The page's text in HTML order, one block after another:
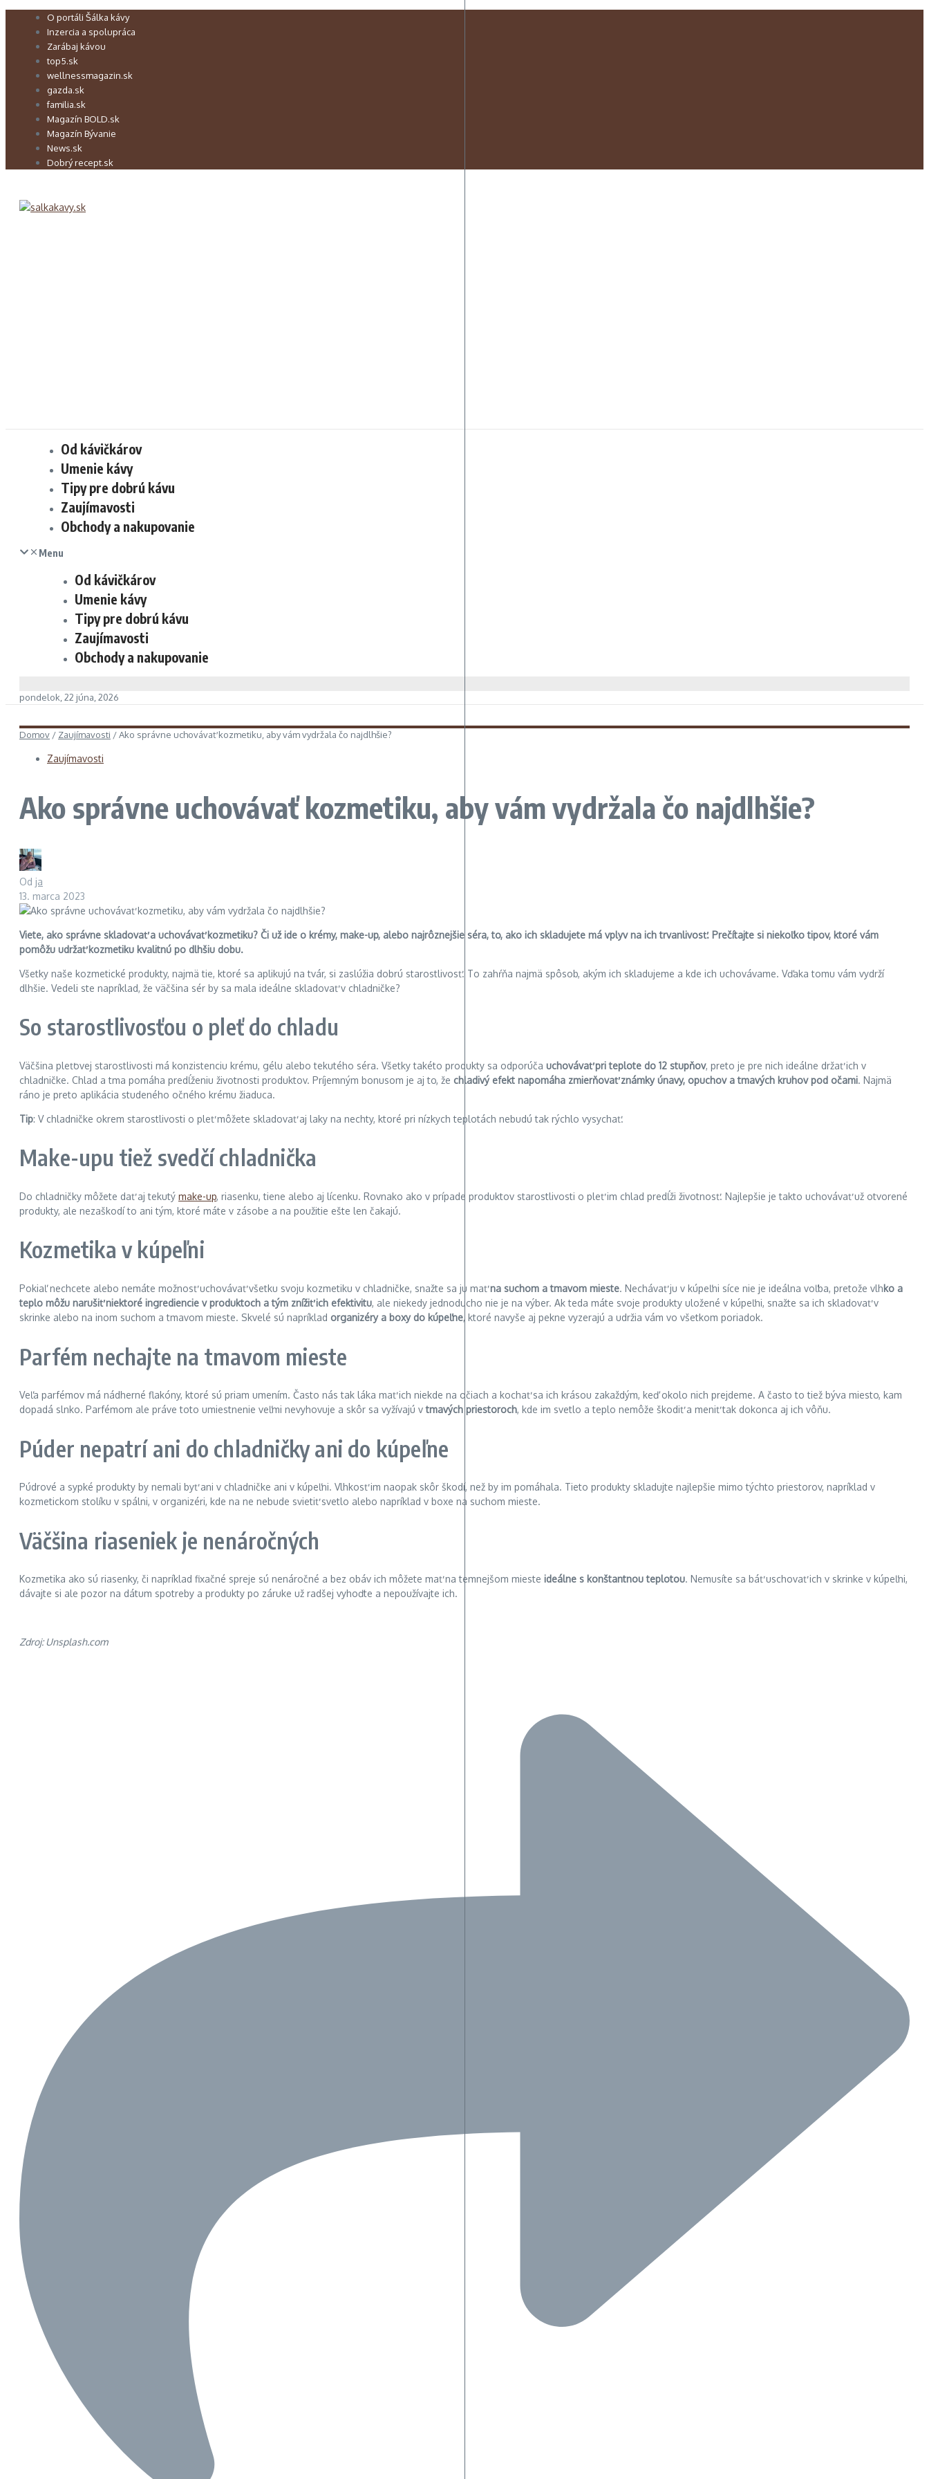
Preskočiť O portáli Šálka kávy
Inzercia a spolupráca
Zarábaj kávou
top5.sk
wellnessmagazin.sk
gazda.sk
familia.sk
Magazín BOLD.sk
Magazín Bývanie
News.sk
Dobrý recept.sk
Od kávičkárov
Umenie kávy
Tipy pre dobrú kávu
Zaujímavosti
Obchody a nakupovanie
Menu
Od kávičkárov
Umenie kávy
Tipy pre dobrú kávu
Zaujímavosti
Obchody a nakupovanie
pondelok, 22 júna, 2026
Domov / Zaujímavosti /Ako správne uchovávať kozmetiku, aby vám vydržala čo najdlhšie?
Zaujímavosti
Ako správne uchovávať kozmetiku, aby vám vydržala čo najdlhšie?
Od ja
13. marca 2023
Viete, ako správne skladovať a uchovávať kozmetiku? Či už ide o krémy, make-up, alebo najrôznejšie séra, to, ako ich skladujete má vplyv na ich trvanlivosť. Prečítajte si niekoľko tipov, ktoré vám
pomôžu udržať kozmetiku kvalitnú po dlhšiu dobu.
Všetky naše kozmetické produkty, najmä tie, ktoré sa aplikujú na tvár, si zaslúžia dobrú starostlivosť. To zahŕňa najmä spôsob, akým ich skladujeme a kde ich uchovávame. Vďaka tomu vám vydrží
dlhšie. Vedeli ste napríklad, že väčšina sér by sa mala ideálne skladovať v chladničke?
So starostlivosťou o pleť do chladu
Väčšina pleťovej starostlivosti má konzistenciu krému, gélu alebo tekutého séra. Všetky takéto produkty sa odporúča uchovávať pri teplote do 12 stupňov, preto je pre nich ideálne držať ich v
chladničke. Chlad a tma pomáha predĺženiu životnosti produktov. Príjemným bonusom je aj to, že chladivý efekt napomáha zmierňovať známky únavy, opuchov a tmavých kruhov pod očami. Najmä
ráno je preto aplikácia studeného očného krému žiaduca.
Tip: V chladničke okrem starostlivosti o pleť môžete skladovať aj laky na nechty, ktoré pri nízkych teplotách nebudú tak rýchlo vysychať.
Make-upu tiež svedčí chladnička
Do chladničky môžete dať aj tekutý make-up, riasenku, tiene alebo aj lícenku. Rovnako ako v prípade produktov starostlivosti o pleť im chlad predĺži životnosť. Najlepšie je takto uchovávať už otvorené
produkty, ale nezaškodí to ani tým, ktoré máte v zásobe a na použitie ešte len čakajú.
Kozmetika v kúpeľni
Pokiaľ nechcete alebo nemáte možnosť uchovávať všetku svoju kozmetiku v chladničke, snažte sa ju maťna suchom a tmavom mieste. Nechávať ju v kúpeľni síce nie je ideálna voľba, pretože vlhko a
teplo môžu narušiť niektoré ingrediencie v produktoch a tým znížiť ich efektivitu, ale niekedy jednoducho nie je na výber. Ak teda máte svoje produkty uložené v kúpeľni, snažte sa ich skladovať v
skrinke alebo na inom suchom a tmavom mieste. Skvelé sú napríklad organizéry a boxy do kúpeľne, ktoré navyše aj pekne vyzerajú a udržia vám vo všetkom poriadok.
Parfém nechajte na tmavom mieste
Veľa parfémov má nádherné flakóny, ktoré sú priam umením. Často nás tak láka mať ich niekde na očiach a kochať sa ich krásou zakaždým, keď okolo nich prejdeme. A často to tiež býva miesto, kam
dopadá slnko. Parfémom ale práve toto umiestnenie veľmi nevyhovuje a skôr sa vyžívajú vtmavých priestoroch, kde im svetlo a teplo nemôže škodiť a meniť tak dokonca aj ich vôňu.
Púder nepatrí ani do chladničky ani do kúpeľne
Púdrové a sypké produkty by nemali byť ani v chladničke ani v kúpeľni. Vlhkosť im naopak skôr škodí, než by im pomáhala. Tieto produkty skladujte najlepšie mimo týchto priestorov, napríklad v
kozmetickom stolíku v spálni, v organizéri, kde na ne nebude svietiť svetlo alebo napríklad v boxe na suchom mieste.
Väčšina riaseniek je nenáročných
Kozmetika ako sú riasenky, či napríklad fixačné spreje sú nenáročné a bez obáv ich môžete mať na temnejšom mieste ideálne s konštantnou teplotou. Nemusíte sa báť uschovať ich v skrinke v kúpeľni,
dávajte si ale pozor na dátum spotreby a produkty po záruke už radšej vyhoďte a nepoužívajte ich.
Zdroj: Unsplash.com